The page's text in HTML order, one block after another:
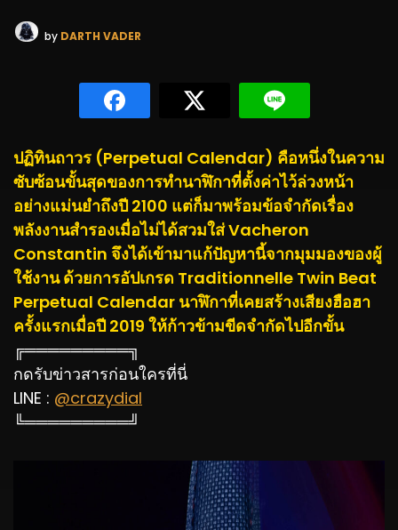
by DARTH VADER
ปฏิทินถาวร (Perpetual Calendar) คือหนึ่งในความ
ซับซ้อนขั้นสุดของการทำนาฬิกาที่ตั้งค่าไว้ล่วงหน้า
อย่างแม่นยำถึงปี 2100 แต่ก็มาพร้อมข้อจำกัดเรื่อง
พลังงานสำรองเมื่อไม่ได้สวมใส่ Vacheron
Constantin จึงได้เข้ามาแก้ปัญหานี้จากมุมมองของผู้
ใช้งาน ด้วยการอัปเกรด Traditionnelle Twin Beat
Perpetual Calendar นาฬิกาที่เคยสร้างเสียงฮือฮา
ครั้งแรกเมื่อปี 2019 ให้ก้าวข้ามขีดจำกัดไปอีกขั้น
╔═════════╗
กดรับข่าวสารก่อนใครที่นี่
LINE : @crazydial
╚═════════╝